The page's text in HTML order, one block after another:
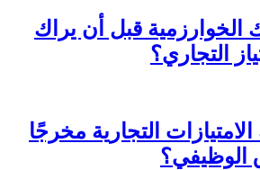
قبل أن يراك
التجاري؟
التجارية مخرجًا
الوظيفي؟